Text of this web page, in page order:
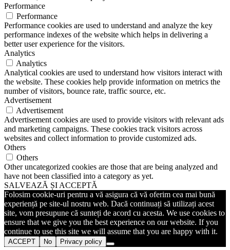
Performance
Performance
Performance cookies are used to understand and analyze the key
performance indexes of the website which helps in delivering a
better user experience for the visitors.
Analytics
Analytics
Analytical cookies are used to understand how visitors interact with
the website. These cookies help provide information on metrics the
number of visitors, bounce rate, traffic source, etc.
Advertisement
Advertisement
Advertisement cookies are used to provide visitors with relevant ads
and marketing campaigns. These cookies track visitors across
websites and collect information to provide customized ads.
Others
Others
Other uncategorized cookies are those that are being analyzed and
have not been classified into a category as yet.
SALVEAZĂ ȘI ACCEPTĂ
Folosim cookie-uri pentru a vă asigura că vă oferim cea mai bună
experiență pe site-ul nostru web. Dacă continuați să utilizați acest
site, vom presupune că sunteți de acord cu acesta. We use cookies to
ensure that we give you the best experience on our website. If you
continue to use this site we will assume that you are happy with it.
ACCEPT No Privacy policy